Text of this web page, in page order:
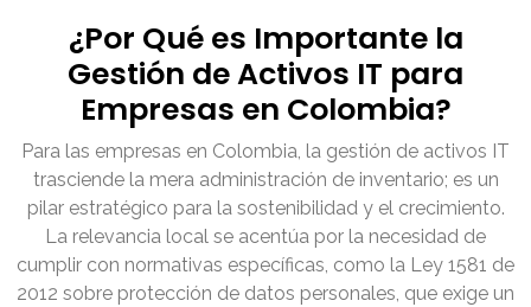
¿Por Qué es Importante la
Gestión de Activos IT para
Empresas en Colombia?
Para las empresas en Colombia, la gestión de activos IT
trasciende la mera administración de inventario; es un
pilar estratégico para la sostenibilidad y el crecimiento.
La relevancia local se acentúa por la necesidad de
cumplir con normativas específicas, como la Ley 1581 de
2012 sobre protección de datos personales, que exige un